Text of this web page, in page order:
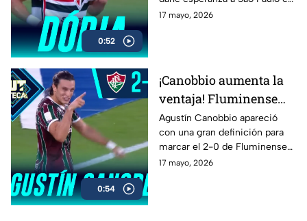
0:52
el cierre del duelo ante
17 mayo, 2026
0:54
¡Canobbio aumenta la
ventaja! Fluminense
domina a São Paulo en
el Brasileirao
Agustín Canobbio apareció
con una gran definición para
marcar el 2-0 de Fluminense
ante São Paulo y desatar la
17 mayo, 2026